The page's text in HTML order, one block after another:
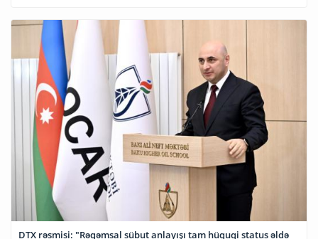
DTX rəsmisi: "Rəqəmsal sübut anlayışı tam hüquqi status əldə